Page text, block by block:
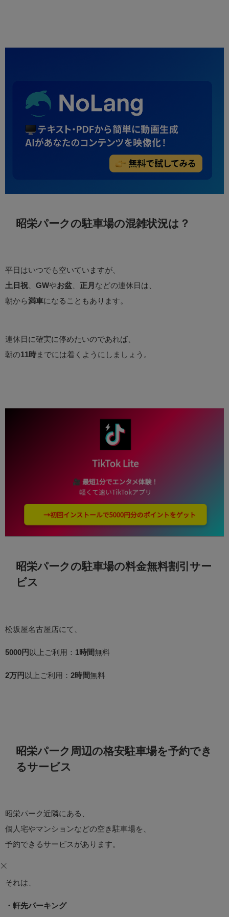
昭栄パークの駐車場の混雑状況は？
平日はいつでも空いていますが、
土日祝、 GWやお盆 正月 などの連休日は、
朝から満車になることもあります。
連休日に確実に停めたいのであれば、
朝の11時 までには着くようにしましょう。
昭栄パークの駐車場の料金無料割引サー
ビス
松坂屋名古屋店にて、
5000円 以上ご利用： 1時間無料
2万円 以上ご利用： 2時間無料
昭栄パーク周辺の格安駐車場を予約でき
るサービス
昭栄パーク近隣にある、
個人宅やマンションなどの空き駐車場を、
予約できるサービスがあります。
それは、
・軒先パーキング